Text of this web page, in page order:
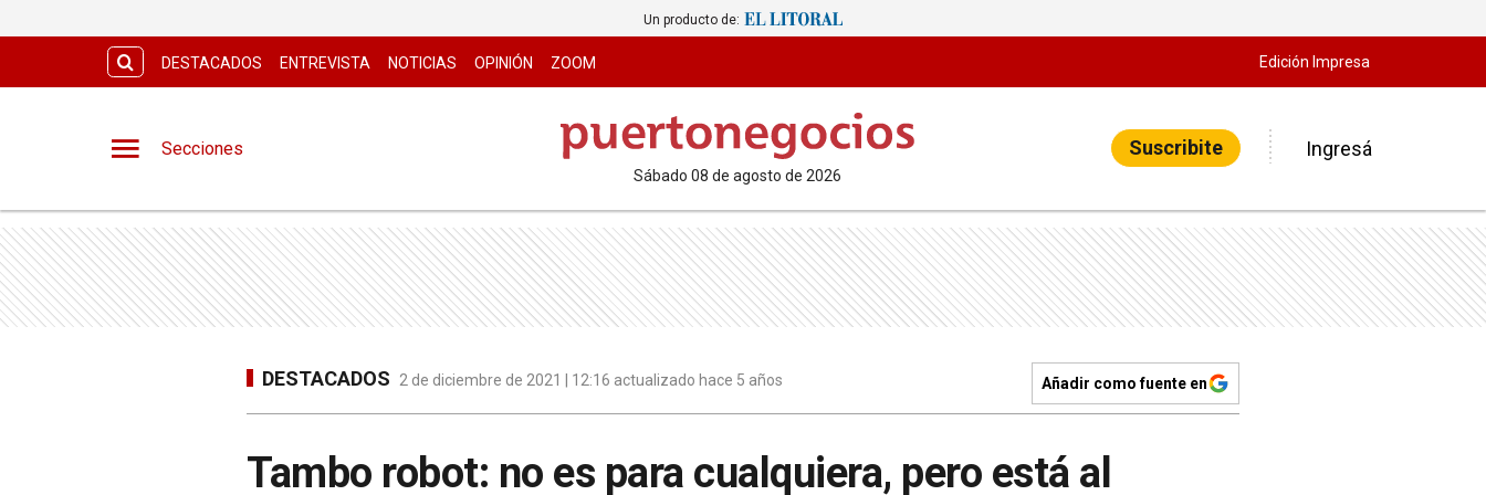
Un producto de:
DESTACADOS ENTREVISTA NOTICIAS OPINIÓN ZOOM Edición Impresa
Secciones
sábado 08 de agosto de 2026
Suscribite Ingresá
DESTACADOS 2 de diciembre de 2021 | 12:16 actualizado hace 5 años Añadir como fuente en
Tambo robot: no es para cualquiera, pero está al